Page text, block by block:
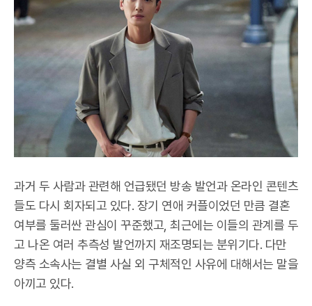
과거 두 사람과 관련해 언급됐던 방송 발언과 온라인 콘텐츠
들도 다시 회자되고 있다. 장기 연애 커플이었던 만큼 결혼
여부를 둘러싼 관심이 꾸준했고, 최근에는 이들의 관계를 두
고 나온 여러 추측성 발언까지 재조명되는 분위기다. 다만
양측 소속사는 결별 사실 외 구체적인 사유에 대해서는 말을
아끼고 있다.